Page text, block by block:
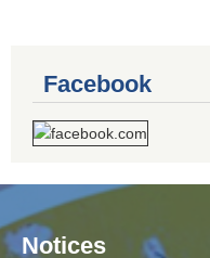
Facebook
Notices